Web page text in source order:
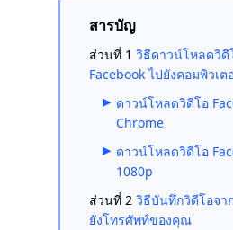
สารบัญ
ส่วนที่ 1 วิธีดาวน์โหลดวิดี
Facebook ไปยังคอมพิวเต
ดาวน์โหลดวิดีโอ
Chrome
ดาวน์โหลดวิดีโอ
1080p
ส่วนที่ 2 วิธีบันทึกวิดีโอจา
ยังโทรศัพท์ของคุณ